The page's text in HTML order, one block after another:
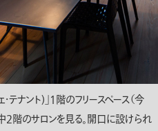
テナント)」1階のフリースペース（今
2階のサロンを見る。開口に設けられ